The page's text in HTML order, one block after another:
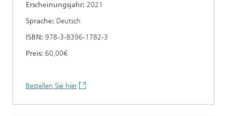
Erscheinungsjahr: 2021
Sprache: Deutsch
ISBN: 978-3-8396-1782-3
Preis: 60,00€
Bestellen Sie hier